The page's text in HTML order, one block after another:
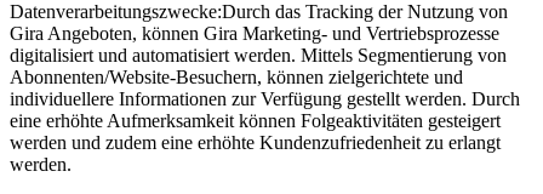
Datenverarbeitungszwecke:Durch das Tracking der Nutzung von
Gira Angeboten, können Gira Marketing- und Vertriebsprozesse
digitalisiert und automatisiert werden. Mittels Segmentierung von
Abonnenten/Website-Besuchern, können zielgerichtete und
individuellere Informationen zur Verfügung gestellt werden. Durch
eine erhöhte Aufmerksamkeit können Folgeaktivitäten gesteigert
werden und zudem eine erhöhte Kundenzufriedenheit zu erlangt
werden.